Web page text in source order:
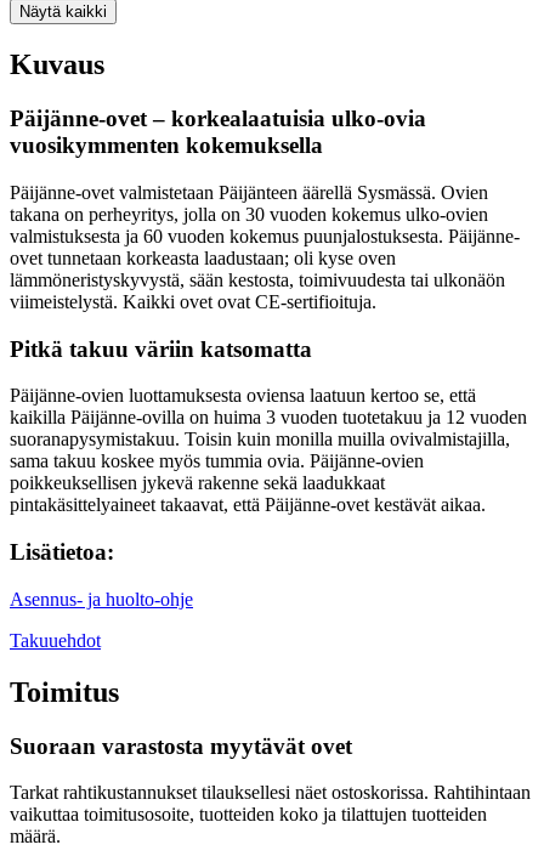
Näytä kaikki
Kuvaus
Päijänne-ovet – korkealaatuisia ulko-ovia
vuosikymmenten kokemuksella
Päijänne-ovet valmistetaan Päijänteen äärellä Sysmässä. Ovien
takana on perheyritys, jolla on 30 vuoden kokemus ulko-ovien
valmistuksesta ja 60 vuoden kokemus puunjalostuksesta. Päijänne-
ovet tunnetaan korkeasta laadustaan; oli kyse oven
lämmöneristyskyvystä, sään kestosta, toimivuudesta tai ulkonäön
viimeistelystä. Kaikki ovet ovat CE-sertifioituja.
Pitkä takuu väriin katsomatta
Päijänne-ovien luottamuksesta oviensa laatuun kertoo se, että
kaikilla Päijänne-ovilla on huima 3 vuoden tuotetakuu ja 12 vuoden
suoranapysymistakuu. Toisin kuin monilla muilla ovivalmistajilla,
sama takuu koskee myös tummia ovia. Päijänne-ovien
poikkeuksellisen jykevä rakenne sekä laadukkaat
pintakäsittelyaineet takaavat, että Päijänne-ovet kestävät aikaa.
Lisätietoa:
Asennus- ja huolto-ohje
Takuuehdot
Toimitus
Suoraan varastosta myytävät ovet
Tarkat rahtikustannukset tilauksellesi näet ostoskorissa. Rahtihintaan
vaikuttaa toimitusosoite, tuotteiden koko ja tilattujen tuotteiden
määrä.